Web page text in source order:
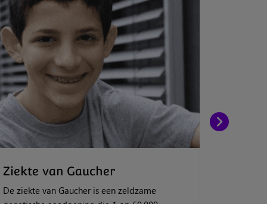
Ziekte van Gaucher
De ziekte van Gaucher is een zeldzame